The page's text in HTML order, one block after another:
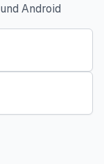
Android